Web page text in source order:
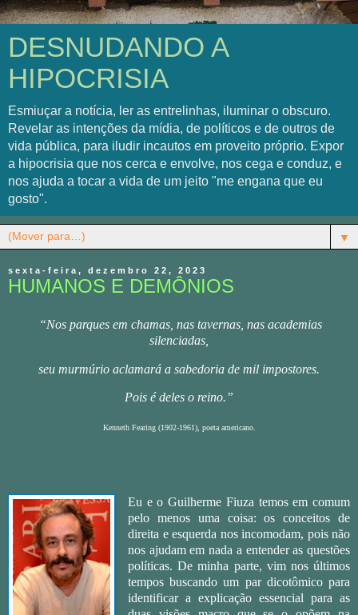
DESNUDANDO A
HIPOCRISIA
Esmiuçar a notícia, ler as entrelinhas, iluminar o obscuro.
Revelar as intenções da mídia, de políticos e de outros de
vida pública, para iludir incautos em proveito próprio. Expor
a hipocrisia que nos cerca e envolve, nos cega e conduz, e
nos ajuda a tocar a vida de um jeito "me engana que eu
gosto".
▼
sexta-feira, dezembro 22, 2023
HUMANOS E DEMÔNIOS
“Nos parques em chamas, nas tavernas, nas academias
silenciadas,
seu murmúrio aclamará a sabedoria de mil impostores.
Pois é deles o reino.”
Kenneth Fearing (1902-1961), poeta americano.
Eu e o Guilherme Fiuza temos em comum
pelo menos uma coisa: os conceitos de
direita e esquerda nos incomodam, pois não
nos ajudam em nada a entender as questões
políticas. De minha parte, vim nos últimos
tempos buscando um par dicotômico para
identificar a explicação essencial para as